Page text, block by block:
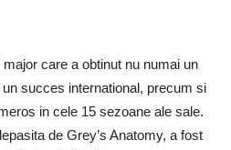
care a obtinut nu numai un
succes international, precum si
in cele 15 sezoane ale sale.
de Grey’s Anatomy, a fost